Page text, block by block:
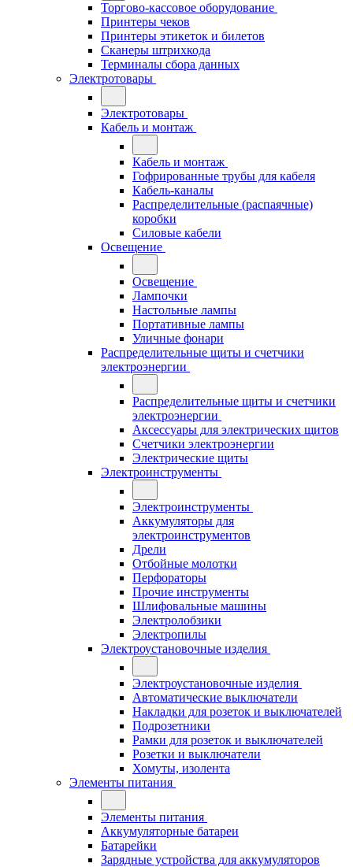
Торгово-кассовое оборудование
Принтеры чеков
Принтеры этикеток и билетов
Сканеры штрихкода
Терминалы сбора данных
Электротовары
Электротовары
Кабель и монтаж
Кабель и монтаж
Гофрированные трубы для кабеля
Кабель-каналы
Распределительные (распаячные)
коробки
Силовые кабели
Освещение
Освещение
Лампочки
Настольные лампы
Портативные лампы
Уличные фонари
Распределительные щиты и счетчики
электроэнергии
Распределительные щиты и счетчики
электроэнергии
Аксессуары для электрических щитов
Счетчики электроэнергии
Электрические щиты
Электроинструменты
Электроинструменты
Аккумуляторы для
электроинструментов
Дрели
Отбойные молотки
Перфораторы
Прочие инструменты
Шлифовальные машины
Электролобзики
Электропилы
Электроустановочные изделия
Электроустановочные изделия
Автоматические выключатели
Накладки для розеток и выключателей
Подрозетники
Рамки для розеток и выключателей
Розетки и выключатели
Хомуты, изолента
Элементы питания
Элементы питания
Аккумуляторные батареи
Батарейки
Зарядные устройства для аккумуляторов